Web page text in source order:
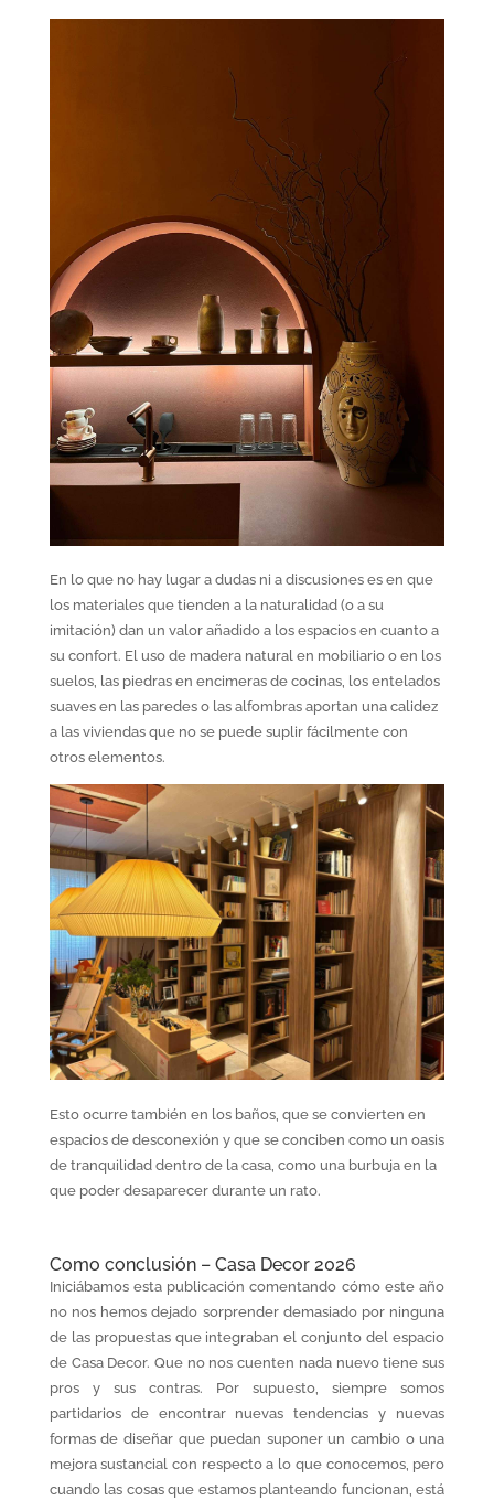
En lo que no hay lugar a dudas ni a discusiones es en que
los materiales que tienden a la naturalidad (o a su
imitación) dan un valor añadido a los espacios en cuanto a
su confort. El uso de madera natural en mobiliario o en los
suelos, las piedras en encimeras de cocinas, los entelados
suaves en las paredes o las alfombras aportan una calidez
a las viviendas que no se puede suplir fácilmente con
otros elementos.
Esto ocurre también en los baños, que se convierten en
espacios de desconexión y que se conciben como un oasis
de tranquilidad dentro de la casa, como una burbuja en la
que poder desaparecer durante un rato.
Como conclusión – Casa Decor 2026
Iniciábamos esta publicación comentando cómo este año
no nos hemos dejado sorprender demasiado por ninguna
de las propuestas que integraban el conjunto del espacio
de Casa Decor. Que no nos cuenten nada nuevo tiene sus
pros y sus contras. Por supuesto, siempre somos
partidarios de encontrar nuevas tendencias y nuevas
formas de diseñar que puedan suponer un cambio o una
mejora sustancial con respecto a lo que conocemos, pero
cuando las cosas que estamos planteando funcionan, está